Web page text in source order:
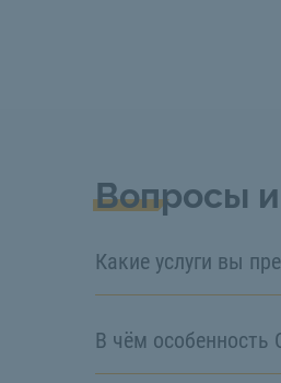
Вопросы
Какие услуги вы
В чём особенность